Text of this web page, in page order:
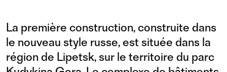
La première construction, construite dans
le nouveau style russe, est située dans la
région de Lipetsk, sur le territoire du parc